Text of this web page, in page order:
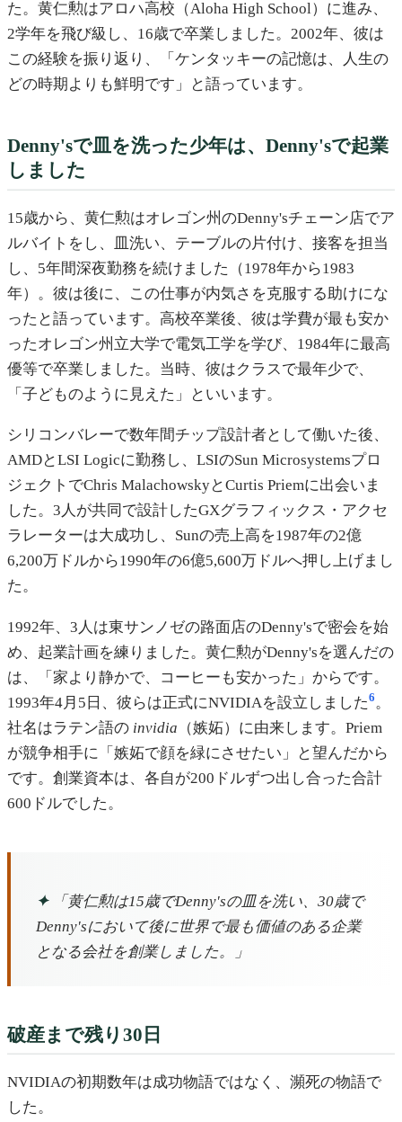
た。黄仁勲はアロハ高校（Aloha High School）に進み、
2学年を飛び級し、16歳で卒業しました。2002年、彼は
この経験を振り返り、「ケンタッキーの記憶は、人生の
どの時期よりも鮮明です」と語っています。
Denny'sで皿を洗った少年は、Denny'sで起業
しました
15歳から、黄仁勲はオレゴン州のDenny'sチェーン店でア
ルバイトをし、皿洗い、テーブルの片付け、接客を担当
し、5年間深夜勤務を続けました（1978年から1983
年）。彼は後に、この仕事が内気さを克服する助けにな
ったと語っています。高校卒業後、彼は学費が最も安か
ったオレゴン州立大学で電気工学を学び、1984年に最高
優等で卒業しました。当時、彼はクラスで最年少で、
「子どものように見えた」といいます。
シリコンバレーで数年間チップ設計者として働いた後、
AMDとLSI Logicに勤務し、LSIのSun Microsystemsプロ
ジェクトでChris MalachowskyとCurtis Priemに出会いま
した。3人が共同で設計したGXグラフィックス・アクセ
ラレーターは大成功し、Sunの売上高を1987年の2億
6,200万ドルから1990年の6億5,600万ドルへ押し上げまし
た。
1992年、3人は東サンノゼの路面店のDenny'sで密会を始
め、起業計画を練りました。黄仁勲がDenny'sを選んだの
は、「家より静かで、コーヒーも安かった」からです。
1993年4月5日、彼らは正式にNVIDIAを設立しました6。
社名はラテン語の invidia （嫉妬）に由来します。Priem
が競争相手に「嫉妬で顔を緑にさせたい」と望んだから
です。創業資本は、各自が200ドルずつ出し合った合計
600ドルでした。
✦「黄仁勲は15歳でDenny'sの皿を洗い、30歳で
Denny'sにおいて後に世界で最も価値のある企業
となる会社を創業しました。」
破産まで残り30日
NVIDIAの初期数年は成功物語ではなく、瀕死の物語で
した。